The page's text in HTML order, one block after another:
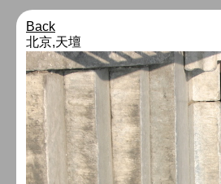
Back
北京,天壇